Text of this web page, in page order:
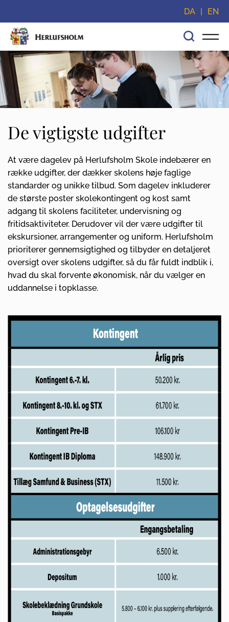
DA EN
De vigtigste udgifter
At være dagelev på Herlufsholm Skole indebærer en
række udgifter, der dækker skolens høje faglige
standarder og unikke tilbud. Som dagelev inkluderer
de største poster skolekontingent og kost samt
adgang til skolens faciliteter, undervisning og
fritidsaktiviteter. Derudover vil der være udgifter til
ekskursioner, arrangementer og uniform. Herlufsholm
prioriterer gennemsigtighed og tilbyder en detaljeret
oversigt over skolens udgifter, så du får fuldt indblik i,
hvad du skal forvente økonomisk, når du vælger en
uddannelse i topklasse.